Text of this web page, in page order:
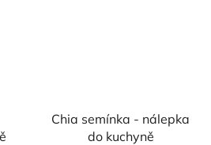
Chia semínka - nálepka
do kuchyně